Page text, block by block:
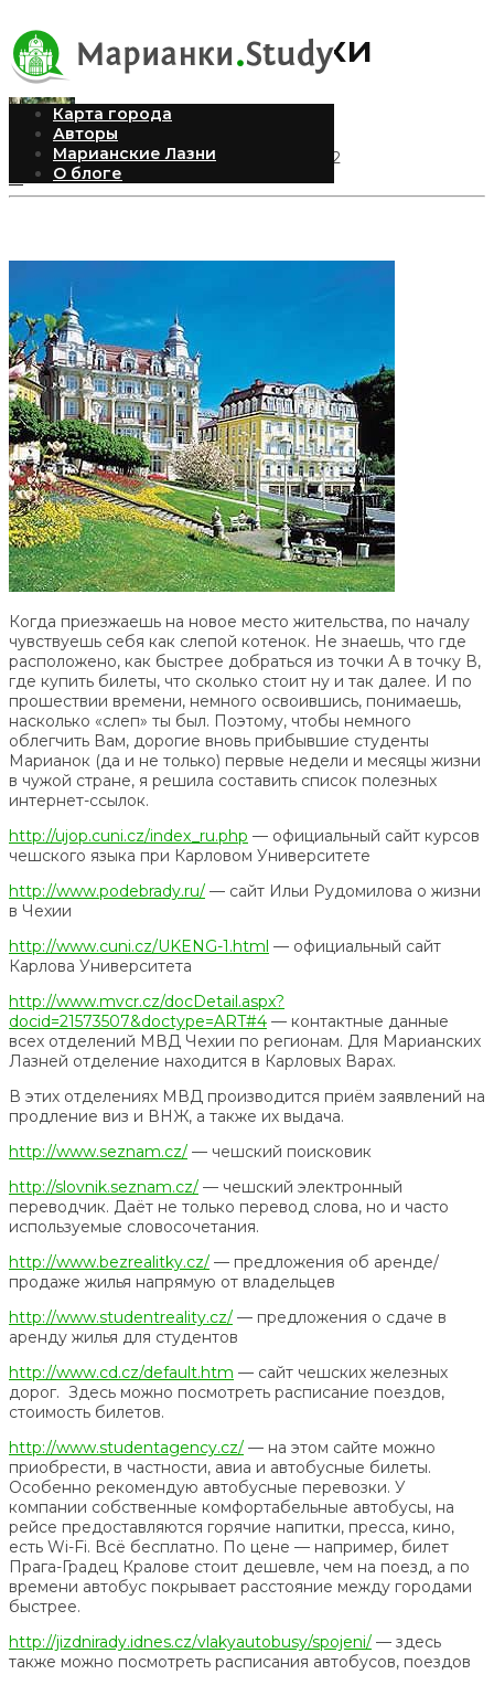
Карта города
Авторы
Марианские Лазни
О блоге
Полезные ссылки
Andrea Опубликовано 04.09.2012
Когда приезжаешь на новое место жительства, по началу
чувствуешь себя как слепой котенок. Не знаешь, что где
расположено, как быстрее добраться из точки А в точку В,
где купить билеты, что сколько стоит ну и так далее. И по
прошествии времени, немного освоившись, понимаешь,
насколько «слеп» ты был. Поэтому, чтобы немного
облегчить Вам, дорогие вновь прибывшие студенты
Марианок (да и не только) первые недели и месяцы жизни
в чужой стране, я решила составить список полезных
интернет-ссылок.
http://ujop.cuni.cz/index_ru.php — официальный сайт курсов
чешского языка при Карловом Университете
http://www.podebrady.ru/ — сайт Ильи Рудомилова о жизни
в Чехии
http://www.cuni.cz/UKENG-1.html — официальный сайт
Карлова Университета
http://www.mvcr.cz/docDetail.aspx?
docid=21573507&doctype=ART#4 — контактные данные
всех отделений МВД Чехии по регионам. Для Марианских
Лазней отделение находится в Карловых Варах.
В этих отделениях МВД производится приём заявлений на
продление виз и ВНЖ, а также их выдача.
http://www.seznam.cz/ — чешский поисковик
http://slovnik.seznam.cz/ — чешский электронный
переводчик. Даёт не только перевод слова, но и часто
используемые словосочетания.
http://www.bezrealitky.cz/ — предложения об аренде/
продаже жилья напрямую от владельцев
http://www.studentreality.cz/ — предложения о сдаче в
аренду жилья для студентов
http://www.cd.cz/default.htm — сайт чешских железных
дорог. Здесь можно посмотреть расписание поездов,
стоимость билетов.
http://www.studentagency.cz/ — на этом сайте можно
приобрести, в частности, авиа и автобусные билеты.
Особенно рекомендую автобусные перевозки. У
компании собственные комфортабельные автобусы, на
рейсе предоставляются горячие напитки, пресса, кино,
есть Wi-Fi. Всё бесплатно. По цене — например, билет
Прага-Градец Кралове стоит дешевле, чем на поезд, а по
времени автобус покрывает расстояние между городами
быстрее.
http://jizdnirady.idnes.cz/vlakyautobusy/spojeni/ — здесь
также можно посмотреть расписания автобусов, поездов